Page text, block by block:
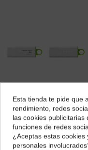
21,33 €¿Dónde
Selecciona tu
Esta tienda te pide que
rendimiento, redes
las cookies
funciones de redes
¿Aceptas estas
personales